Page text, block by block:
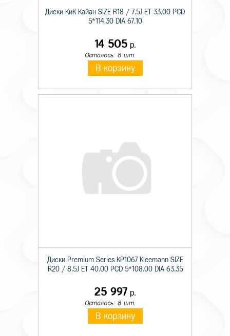
Диски КиК Кайан SIZE R18 / 7.5J ET 33.00 PCD
5*114.30 DIA 67.10
14 505р.
Осталось: 8 шт.
В корзину
Диски Premium Series КР1067 Kleemann SIZE
R20 / 8.5J ET 40.00 PCD 5*108.00 DIA 63.35
25 997 р.
Осталось: 8 шт.
В корзину